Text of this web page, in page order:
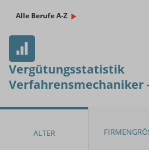
Alle Berufe A-Z
Vergütungsstatistik
Verfahrensmechaniker